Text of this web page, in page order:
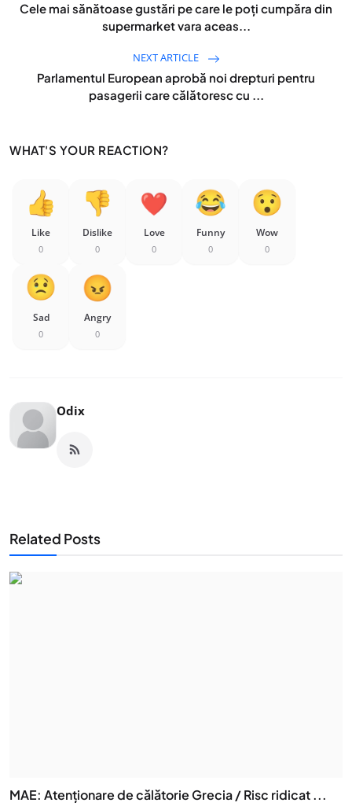
Cele mai sănătoase gustări pe care le poți cumpăra din
supermarket vara aceas...
NEXT ARTICLE
Parlamentul European aprobă noi drepturi pentru
pasagerii care călătoresc cu ...
WHAT'S YOUR REACTION?
Like
0
Dislike
0
Love
0
Funny
0
Wow
0
Sad
0
Angry
0
Odix
Related Posts
MAE: Atenţionare de călătorie Grecia / Risc ridicat ...